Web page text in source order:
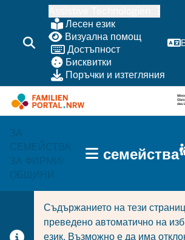
content
Лесен език
Визуална помощ
Достъпност
Бисквитки
Поръчки и изтегляния
ЗА
СЕМЕЙСТВА
ЗА ФИРМИ/
ОБЩИНИ
(TRÄGERBEREICH)
семейства
Съдържанието на тези
преведено автоматично на
език. Възможно е да има